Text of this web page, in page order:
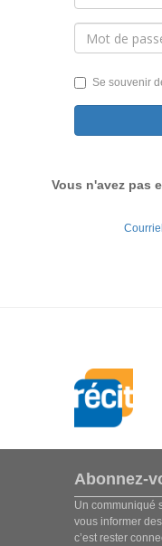
Se souvenir
Vous n'avez pas
Abonnez-
Un communiqué
vous informer
c’est rester